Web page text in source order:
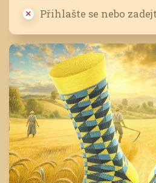
Přihlašte se nebo